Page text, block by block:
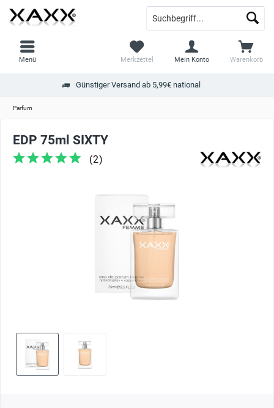
Günstiger Versand ab 5,99€ national
Warenkorb
Merkzettel Mein Konto
Menü
Parfum
EDP 75ml SIXTY
(2)